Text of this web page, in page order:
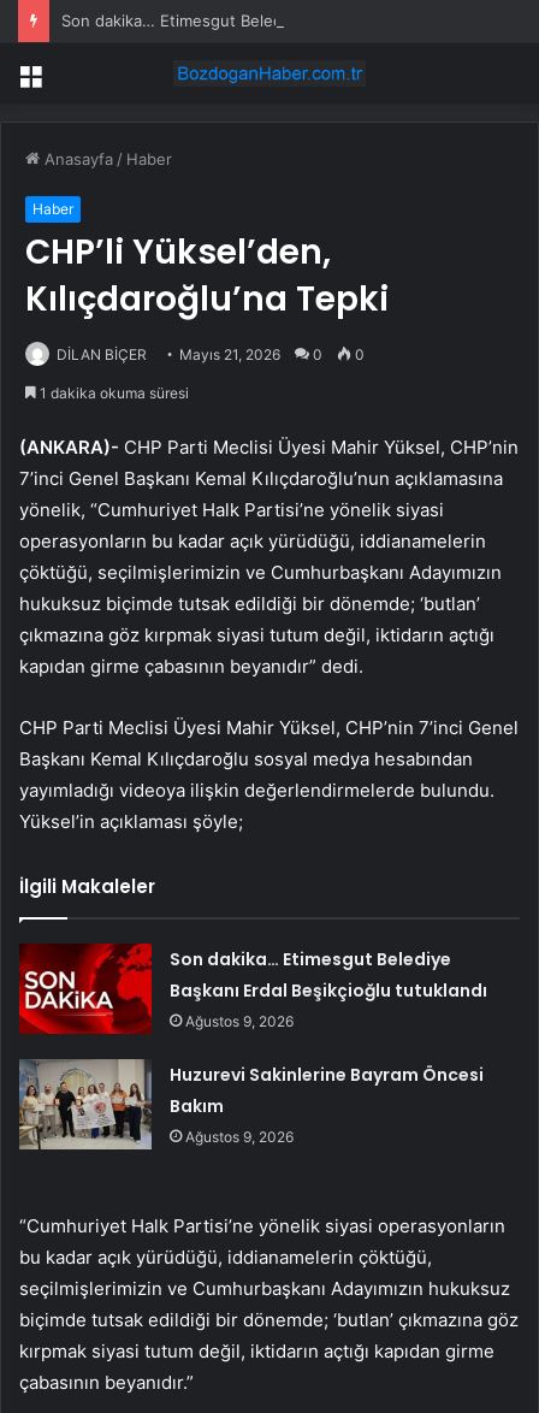
Menü
Anasayfa / Haber
Haber
CHP’li Yüksel’den,
Kılıçdaroğlu’na Tepki
DİLAN BİÇER Mayıs 21, 2026 0 0
1 dakika okuma süresi
(ANKARA)- CHP Parti Meclisi Üyesi Mahir Yüksel, CHP’nin
7’inci Genel Başkanı Kemal Kılıçdaroğlu’nun açıklamasına
yönelik, “Cumhuriyet Halk Partisi’ne yönelik siyasi
operasyonların bu kadar açık yürüdüğü, iddianamelerin
çöktüğü, seçilmişlerimizin ve Cumhurbaşkanı Adayımızın
hukuksuz biçimde tutsak edildiği bir dönemde; ‘butlan’
çıkmazına göz kırpmak siyasi tutum değil, iktidarın açtığı
kapıdan girme çabasının beyanıdır” dedi.
CHP Parti Meclisi Üyesi Mahir Yüksel, CHP’nin 7’inci Genel
Başkanı Kemal Kılıçdaroğlu sosyal medya hesabından
yayımladığı videoya ilişkin değerlendirmelerde bulundu.
Yüksel’in açıklaması şöyle;
İlgili Makaleler
Son dakika… Etimesgut Belediye
Başkanı Erdal Beşikçioğlu tutuklandı
Ağustos 9, 2026
Huzurevi Sakinlerine Bayram Öncesi
Bakım
Ağustos 9, 2026
“Cumhuriyet Halk Partisi’ne yönelik siyasi operasyonların
bu kadar açık yürüdüğü, iddianamelerin çöktüğü,
seçilmişlerimizin ve Cumhurbaşkanı Adayımızın hukuksuz
biçimde tutsak edildiği bir dönemde; ‘butlan’ çıkmazına göz
kırpmak siyasi tutum değil, iktidarın açtığı kapıdan girme
çabasının beyanıdır.”